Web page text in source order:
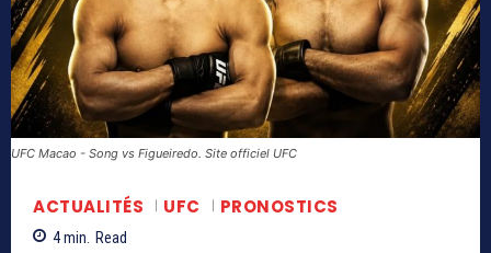
UFC Macao - Song vs Figueiredo. Site officiel UFC
ACTUALITÉS UFC PRONOSTICS
4min. Read